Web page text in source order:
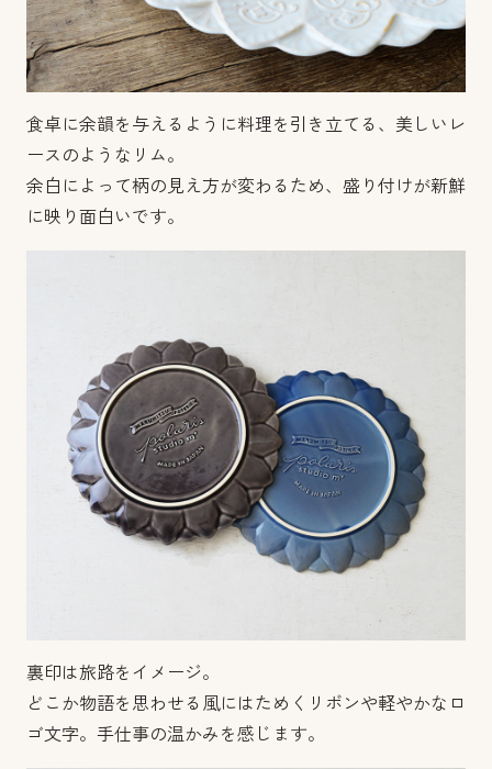
食卓に余韻を与えるように料理を引き立てる、美しいレ
ースのようなリム。
余白によって柄の見え方が変わるため、盛り付けが新鮮
に映り面白いです。
裏印は旅路をイメージ。
どこか物語を思わせる風にはためくリボンや軽やかなロ
ゴ文字。手仕事の温かみを感じます。